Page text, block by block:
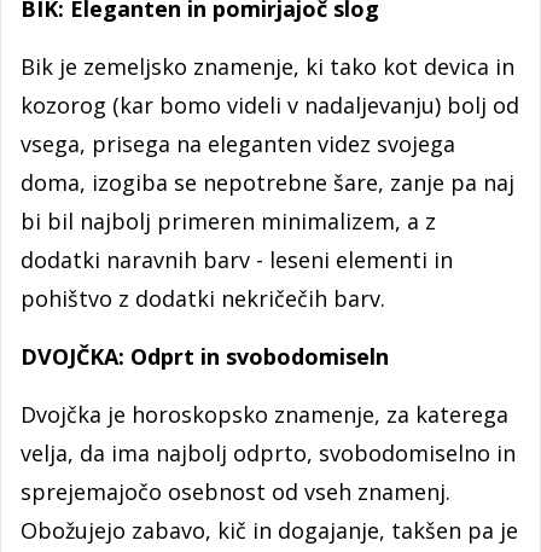
BIK: Eleganten in pomirjajoč slog
Bik je zemeljsko znamenje, ki tako kot devica in
kozorog (kar bomo videli v nadaljevanju) bolj od
vsega, prisega na eleganten videz svojega
doma, izogiba se nepotrebne šare, zanje pa naj
bi bil najbolj primeren minimalizem, a z
dodatki naravnih barv - leseni elementi in
pohištvo z dodatki nekričečih barv.
DVOJČKA: Odprt in svobodomiseln
Dvojčka je horoskopsko znamenje, za katerega
velja, da ima najbolj odprto, svobodomiselno in
sprejemajočo osebnost od vseh znamenj.
Obožujejo zabavo, kič in dogajanje, takšen pa je